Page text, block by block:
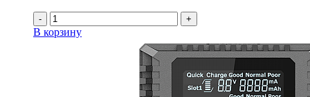
- +
В корзину